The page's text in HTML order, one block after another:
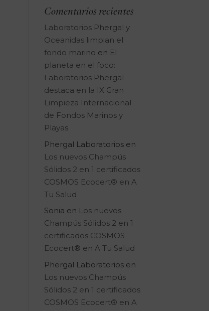
Comentarios recientes
Laboratorios Phergal y
Oceanidas limpian el
fondo marino en El
planeta en el foco:
Laboratorios Phergal
destaca en la IX Gran
Limpieza Internacional
de Fondos Marinos y
Playas.
Phergal Laboratorios en
Los nuevos Champús
Sólidos 2 en 1 certificados
COSMOS Ecocert® en A
Tu Salud
Sonia en Los nuevos
Champús Sólidos 2 en 1
certificados COSMOS
Ecocert® en A Tu Salud
Phergal Laboratorios en
Los nuevos Champús
Sólidos 2 en 1 certificados
COSMOS Ecocert® en A